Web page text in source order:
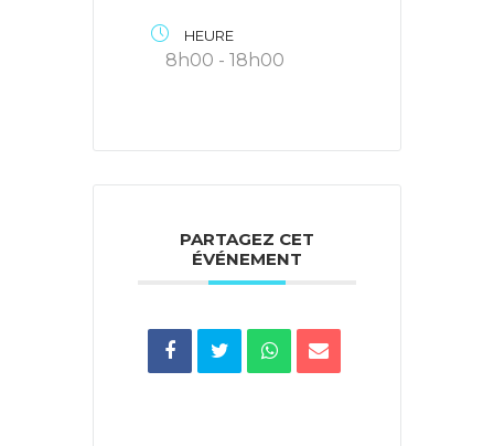
HEURE
8h00 - 18h00
PARTAGEZ CET
ÉVÉNEMENT